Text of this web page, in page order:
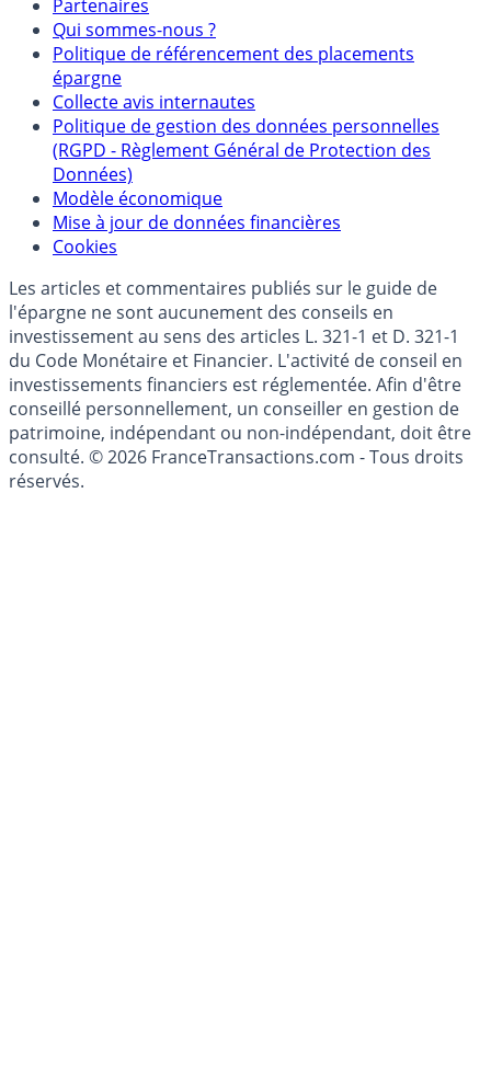
Mentions légales et Conditions d’utilisation
Partenaires
Qui sommes-nous ?
Politique de référencement des placements
épargne
Collecte avis internautes
Politique de gestion des données personnelles
(RGPD - Règlement Général de Protection des
Données)
Modèle économique
Mise à jour de données financières
Cookies
Les articles et commentaires publiés sur le guide de
l'épargne ne sont aucunement des conseils en
investissement au sens des articles L. 321-1 et D. 321-1
du Code Monétaire et Financier. L'activité de conseil en
investissements financiers est réglementée. Afin d'être
conseillé personnellement, un conseiller en gestion de
patrimoine, indépendant ou non-indépendant, doit être
consulté. © 2026 FranceTransactions.com - Tous droits